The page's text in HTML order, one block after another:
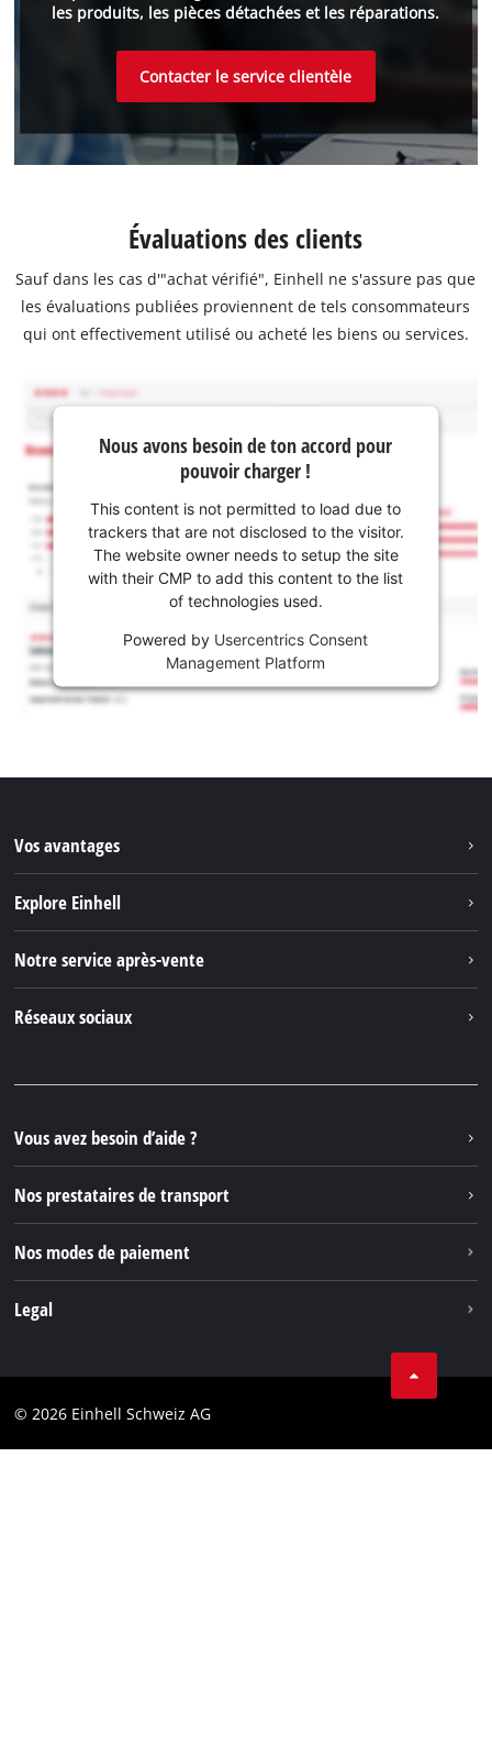
les produits, les pièces détachées et les réparations.
Contacter le service clientèle
Évaluations des clients
Sauf dans les cas d'"achat vérifié", Einhell ne s'assure pas que
les évaluations publiées proviennent de tels consommateurs
qui ont effectivement utilisé ou acheté les biens ou services.
Nous avons besoin de ton accord pour
pouvoir charger !
This content is not permitted to load due to
trackers that are not disclosed to the visitor.
The website owner needs to setup the site
with their CMP to add this content to the list
of technologies used.
Powered by Usercentrics Consent
Management Platform
Vos avantages
Explore Einhell
Einhell Germany AG
Notre service après-vente
Réseaux sociaux
Instagram
TikTok
Pinterest
Vous avez besoin d’aide ?
Nos prestataires de transport
Nos modes de paiement
Legal
Marque
© 2026 Einhell Schweiz AG